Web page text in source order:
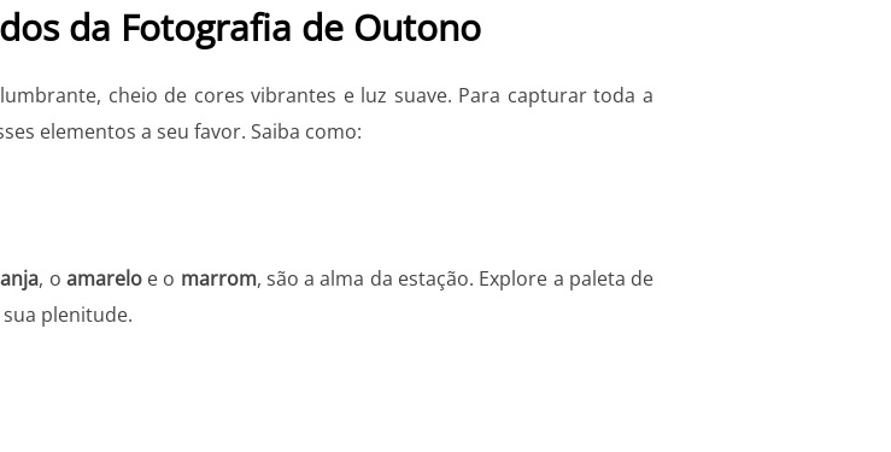
da Fotografia de Outono
cheio de cores vibrantes e luz suave. Para capturar toda a
elementos a seu favor. Saiba como:
, o amareloe o marrom, são a alma da estação. Explore a paleta de
plenitude.